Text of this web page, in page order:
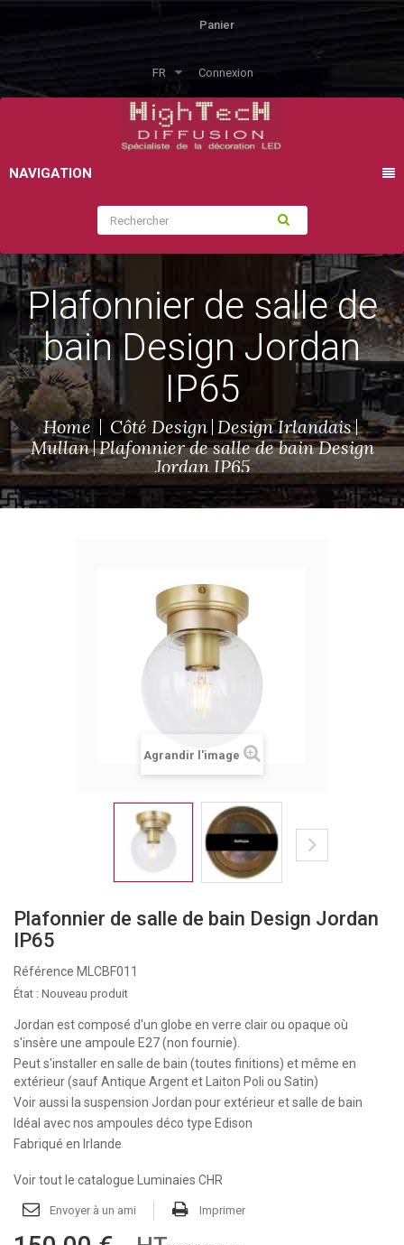
Panier
FR Connexion
NAVIGATION
Plafonnier de salle de
bain Design Jordan
IP65
Home Côté Design Design Irlandais
Mullan Plafonnier de salle de bain Design
Jordan IP65
Agrandir l'image
Plafonnier de salle de bain Design Jordan
IP65
Référence MLCBF011
État : Nouveau produit
Jordan est composé d'un globe en verre clair ou opaque où
s'insère une ampoule E27 (non fournie).
Peut s'installer en salle de bain (toutes finitions) et même en
extérieur (sauf Antique Argent et Laiton Poli ou Satin)
Voir aussi la suspension Jordan pour extérieur et salle de bain
Idéal avecnos ampoules déco type Edison
Fabriqué en Irlande
Voir tout le catalogue Luminaies CHR
Envoyer à un ami Imprimer